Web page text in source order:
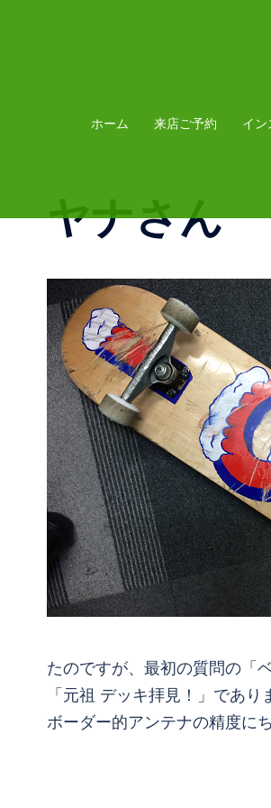
ホーム 来店ご予約 イン
ヤナさん
たのですが、最初の質問の「
「元祖 デッキ拝見！」であ
ボーダー的アンテナの精度に